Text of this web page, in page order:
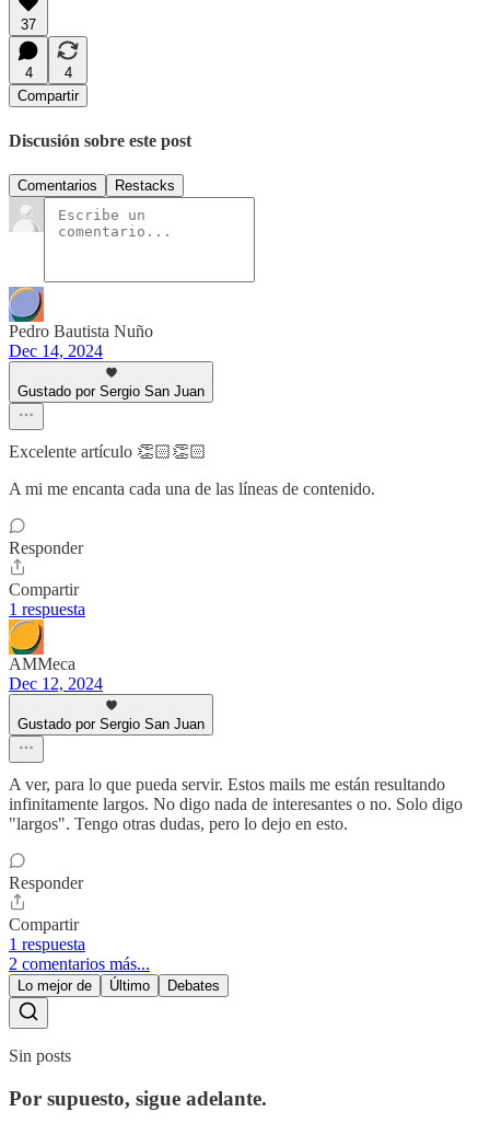
37
4
4
Compartir
Discusión sobre este post
Comentarios Restacks
Pedro Bautista Nuño
Dec 14, 2024
Gustado por Sergio San Juan
Excelente artículo 👏🏻👏🏻
A mi me encanta cada una de las líneas de contenido.
Responder
Compartir
1 respuesta
AMMeca
Dec 12, 2024
Gustado por Sergio San Juan
A ver, para lo que pueda servir. Estos mails me están resultando
infinitamente largos. No digo nada de interesantes o no. Solo digo
"largos". Tengo otras dudas, pero lo dejo en esto.
Responder
Compartir
1 respuesta
2 comentarios más...
Lo mejor de Último Debates
Sin posts
Por supuesto, sigue adelante.